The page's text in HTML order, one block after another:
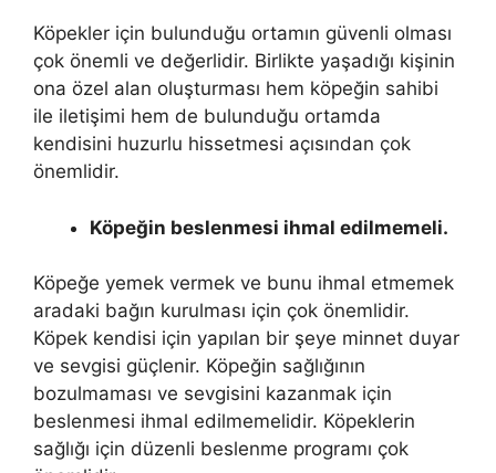
Köpekler için bulunduğu ortamın güvenli olması
çok önemli ve değerlidir. Birlikte yaşadığı kişinin
ona özel alan oluşturması hem köpeğin sahibi
ile iletişimi hem de bulunduğu ortamda
kendisini huzurlu hissetmesi açısından çok
önemlidir.
Köpeğin beslenmesi ihmal edilmemeli.
Köpeğe yemek vermek ve bunu ihmal etmemek
aradaki bağın kurulması için çok önemlidir.
Köpek kendisi için yapılan bir şeye minnet duyar
ve sevgisi güçlenir. Köpeğin sağlığının
bozulmaması ve sevgisini kazanmak için
beslenmesi ihmal edilmemelidir. Köpeklerin
sağlığı için düzenli beslenme programı çok